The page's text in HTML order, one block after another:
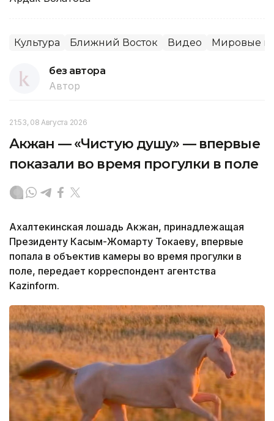
Культура Ближний Восток Видео Мировые
без автора
Автор
21:53, 08 Августа 2026
Акжан — «Чистую душу» — впервые
показали во время прогулки в поле
Ахалтекинская лошадь Акжан, принадлежащая
Президенту Касым-Жомарту Токаеву, впервые
попала в объектив камеры во время прогулки в
поле, передает корреспондент агентства
Kazinform.